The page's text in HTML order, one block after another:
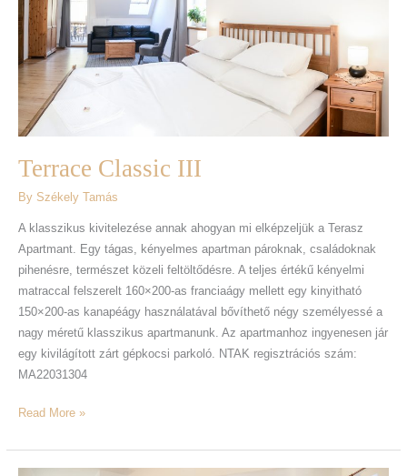
Terrace Classic III
By Székely Tamás
A klasszikus kivitelezése annak ahogyan mi elképzeljük a Terasz
Apartmant. Egy tágas, kényelmes apartman pároknak, családoknak
pihenésre, természet közeli feltöltődésre. A teljes értékű kényelmi
matraccal felszerelt 160×200-as franciaágy mellett egy kinyitható
150×200-as kanapéágy használatával bővíthető négy személyessé a
nagy méretű klasszikus apartmanunk. Az apartmanhoz ingyenesen jár
egy kivilágított zárt gépkocsi parkoló. NTAK regisztrációs szám:
MA22031304
Read More »